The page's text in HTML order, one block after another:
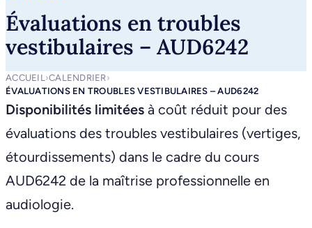
Évaluations en troubles
vestibulaires – AUD6242
ACCUEIL ›CALENDRIER›
ÉVALUATIONS EN TROUBLES VESTIBULAIRES – AUD6242
Disponibilités limitées à coût réduit pour des
évaluations des troubles vestibulaires (vertiges,
étourdissements) dans le cadre du cours
AUD6242 de la maîtrise professionnelle en
audiologie.